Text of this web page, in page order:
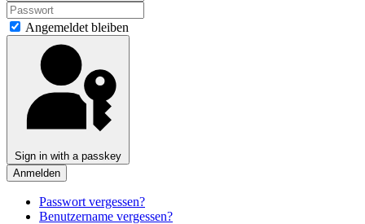
Angemeldet bleiben
Sign in with a passkey
Anmelden
Passwort vergessen?
Benutzername vergessen?